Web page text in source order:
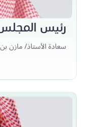
رئيس
سعادة الأستاذ/ مازن